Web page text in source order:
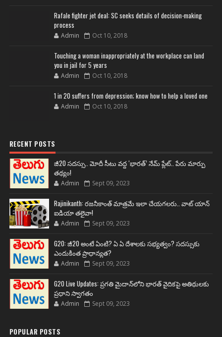
Rafale fighter jet deal: SC seeks details of decision-making
process
Admin Oct 10, 2018
Touching a woman inappropriately at the workplace can land
you in jail for 5 years
Admin Oct 10, 2018
1 in 20 suffers from depression; know how to help a loved one
Admin Oct 10, 2018
RECENT POSTS
జీ20 సదస్సు.. మోదీ సీటు వద్ద ‘భారత్’ నేమ్ ప్లేట్‌.. పేరు మార్పు
తథ్యం!
Admin Sept 09, 2023
Rajinikanth: రజనీకాంత్ మాత్రమే ఇలా చేయగలరు.. వాట్ యాన్
ఐడియా తలైవా!
Admin Sept 09, 2023
G20: జీ20 అంటే ఏంటి? ఏ ఏ దేశాలకు సభ్యత్వం? సదస్సుకు
ఎందుకింత ప్రాధాన్యత?
Admin Sept 09, 2023
G20 Live Updates: ప్రగతి మైదాన్‌లోని భారత్ వైదికపై అతిథులకు
ప్రధాని స్వాగతం
Admin Sept 09, 2023
POPULAR POSTS